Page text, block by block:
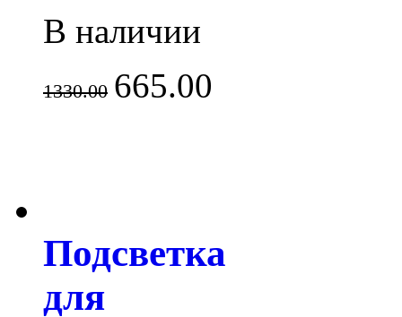
В наличии
1330.00 665.00
Подсветка
для